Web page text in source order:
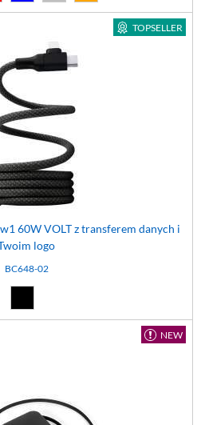
TOPSELLER
60W VOLT z transferem danych i
logo
BC648-02
NEW